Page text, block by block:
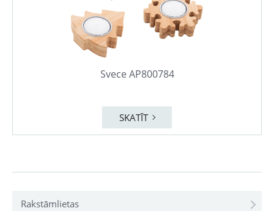
Rakstāmlietas
Svece AP800784
SKATĪT